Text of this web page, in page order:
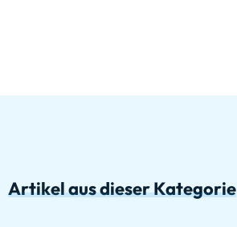
Artikel aus dieser Kategorie